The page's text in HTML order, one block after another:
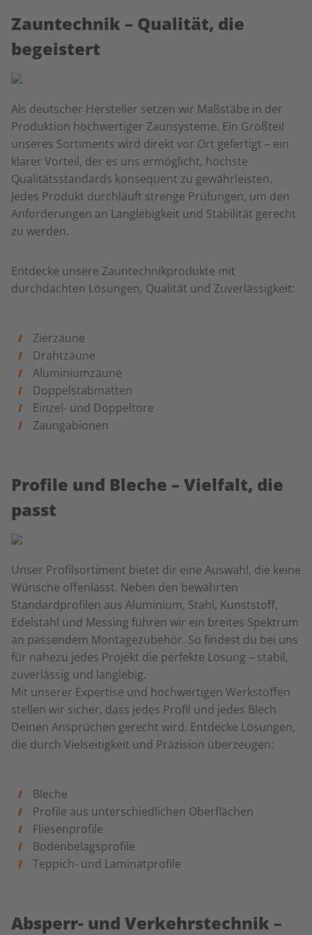
Zauntechnik – Qualität, die
begeistert
Als deutscher Hersteller setzen wir Maßstäbe in der
Produktion hochwertiger Zaunsysteme. Ein Großteil
unseres Sortiments wird direkt vor Ort gefertigt – ein
klarer Vorteil, der es uns ermöglicht, höchste
Qualitätsstandards konsequent zu gewährleisten.
Jedes Produkt durchläuft strenge Prüfungen, um den
Anforderungen an Langlebigkeit und Stabilität gerecht
zu werden.
Entdecke unsere Zauntechnikprodukte mit
durchdachten Lösungen, Qualität und Zuverlässigkeit:
Zierzäune
Drahtzäune
Aluminiumzäune
Doppelstabmatten
Einzel- und Doppeltore
Zaungabionen
Profile und Bleche – Vielfalt, die
passt
Unser Profilsortiment bietet dir eine Auswahl, die keine
Wünsche offenlässt. Neben den bewährten
Standardprofilen aus Aluminium, Stahl, Kunststoff,
Edelstahl und Messing führen wir ein breites Spektrum
an passendem Montagezubehör. So findest du bei uns
für nahezu jedes Projekt die perfekte Lösung – stabil,
zuverlässig und langlebig.
Mit unserer Expertise und hochwertigen Werkstoffen
stellen wir sicher, dass jedes Profil und jedes Blech
Deinen Ansprüchen gerecht wird. Entdecke Lösungen,
die durch Vielseitigkeit und Präzision überzeugen:
Bleche
Profile aus unterschiedlichen Oberflächen
Fliesenprofile
Bodenbelagsprofile
Teppich- und Laminatprofile
Absperr- und Verkehrstechnik –